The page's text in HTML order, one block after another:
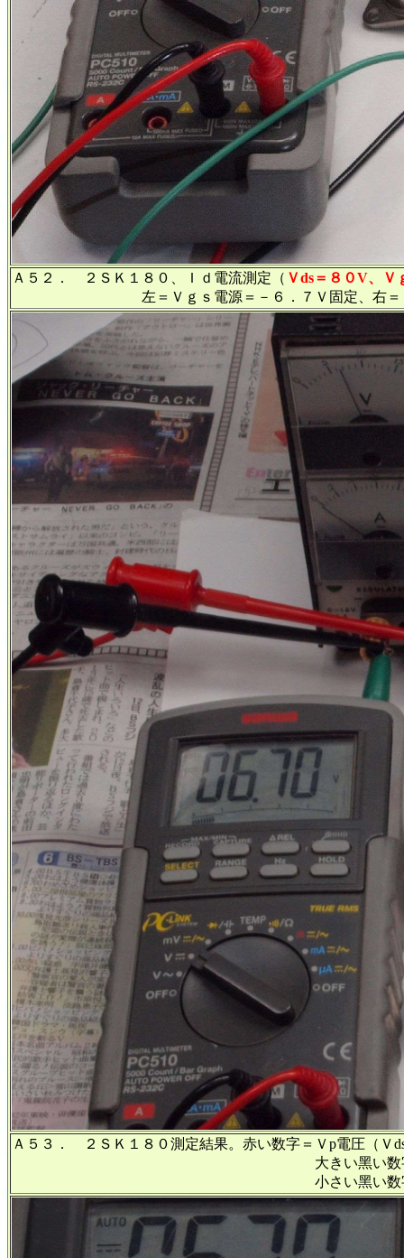
Ａ５２． ２ＳＫ１８０、Ｉｄ電流測定（ Ｖds＝８０V、Ｖ
左＝Ｖｇｓ電源＝－６．７Ｖ固定、右＝Ｖｄｓ
Ａ５３． ２ＳＫ１８０測定結果。赤い数字＝Ｖp電圧（Ｖ
大きい黑い数字＝Ｉd電流（Ｖds
小さい黑い数字＝Ｉd電流（Ｖds＝